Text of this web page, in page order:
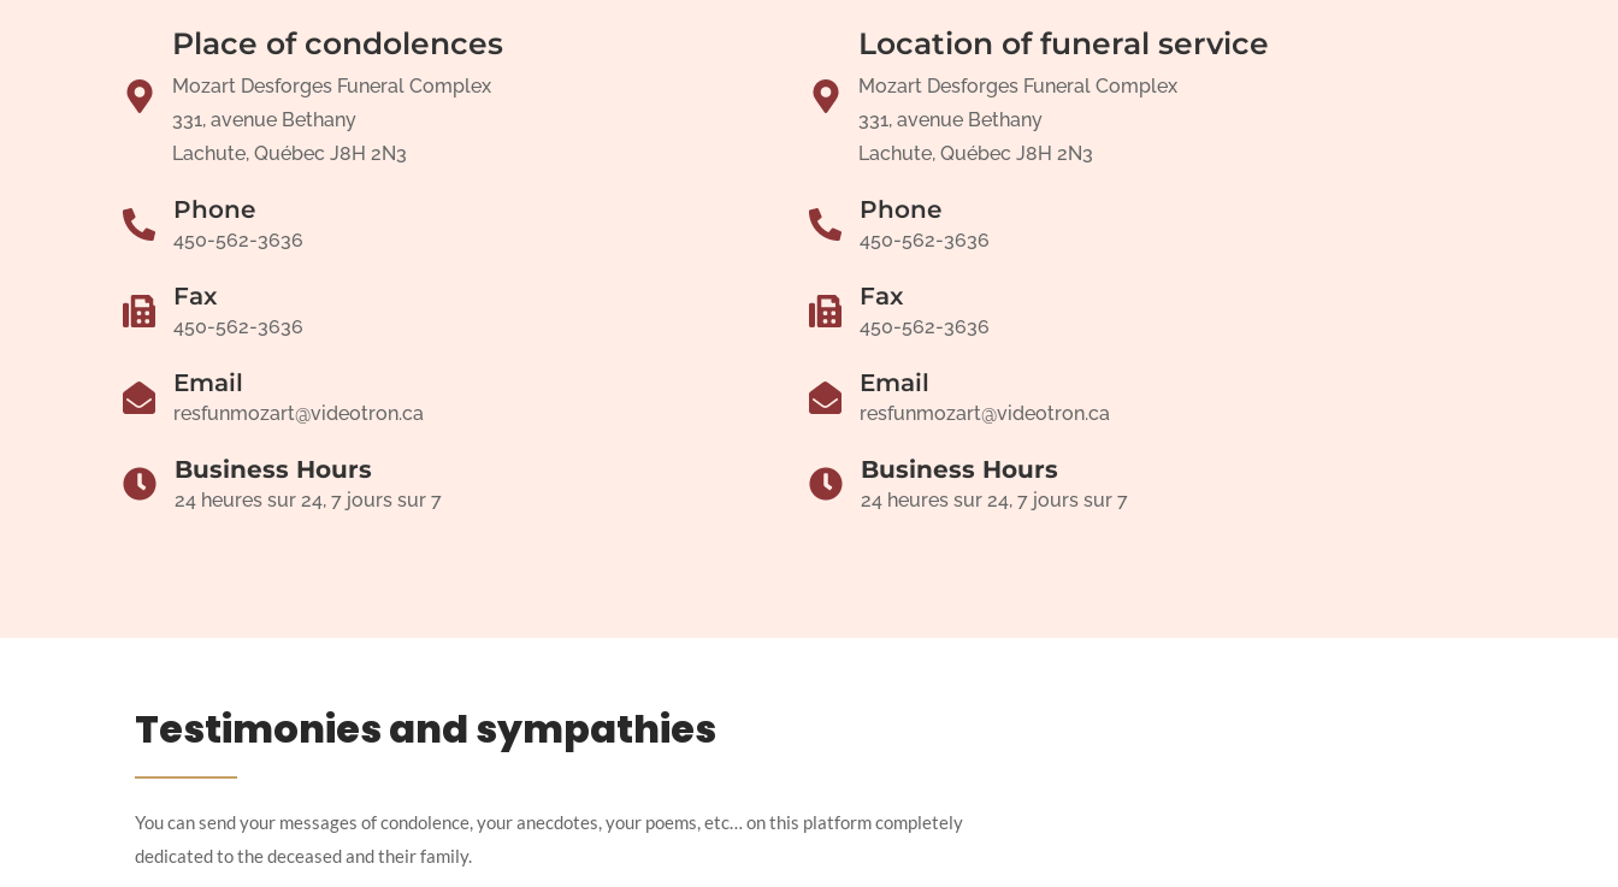
Place of condolences
Mozart Desforges Funeral Complex
331, avenue Bethany
Lachute, Québec J8H 2N3
Phone
450-562-3636
Fax
450-562-3636
Email
resfunmozart@videotron.ca
Business Hours
24 heures sur 24, 7 jours sur 7
Location of funeral service
Mozart Desforges Funeral Complex
331, avenue Bethany
Lachute, Québec J8H 2N3
Phone
450-562-3636
Fax
450-562-3636
Email
resfunmozart@videotron.ca
Business Hours
24 heures sur 24, 7 jours sur 7
Testimonies and sympathies
You can send your messages of condolence, your anecdotes, your poems, etc… on this platform completely
dedicated to the deceased and their family.